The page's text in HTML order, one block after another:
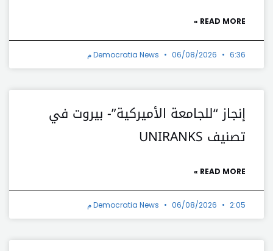
READ MORE »
Democratia News 06/08/2026 6:36 م
إنجاز “للجامعة الأميركية”- بيروت في
تصنيف UNIRANKS
READ MORE »
Democratia News 06/08/2026 2:05 م